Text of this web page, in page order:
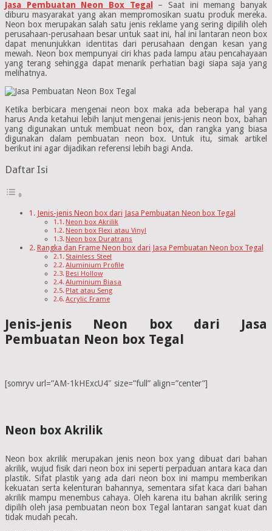
Jasa Pembuatan Neon Box Tegal
– Saat ini memang banyak
diburu masyarakat yang akan mempromosikan suatu produk mereka.
Neon box merupakan salah satu jenis reklame yang sering dipilih oleh
perusahaan-perusahaan besar untuk saat ini, hal ini lantaran neon box
dapat menunjukkan identitas dari perusahaan dengan kesan yang
mewah. Neon box mempunyai ciri khas pada lampu atau pencahayaan
yang terang sehingga dapat menarik perhatian bagi siapa saja yang
melihatnya.
Ketika berbicara mengenai neon box maka ada beberapa hal yang
harus Anda ketahui lebih lanjut mengenai jenis-jenis neon box, bahan
yang digunakan untuk membuat neon box, dan rangka yang biasa
digunakan dalam pembuatan neon box. Untuk itu, simak artikel
berikut ini agar dijadikan referensi lebih bagi Anda.
Daftar Isi
Jenis-jenis Neon box dari Jasa Pembuatan Neon box Tegal
Neon box Akrilik
Neon box Flexi atau Vinyl
Neon box Duratrans
Rangka dan Frame Neon box dari Jasa Pembuatan Neon box Tegal
Stainless Steel
Aluminium Profile
Besi Hollow
Aluminium Biasa
Plat atau Seng
Acrylic Frame
Jenis-jenis Neon box dari Jasa
Pembuatan Neon box Tegal
[somryv url=”AM-1kHExcU4″ size=”full” align=”center”]
Neon box Akrilik
Neon box akrilik merupakan jenis neon box yang dibuat dari bahan
akrilik, wujud fisik dari neon box ini seperti perpaduan antara kaca dan
plastik. Sifat plastik yang ada dari neon box ini mampu memberikan
kekuatan serta kelenturan bahannya, sementara sifat kaca dari bahan
akrilik mampu menembus cahaya. Oleh karena itu bahan akrilik sering
dipilih oleh jasa pembuatan neon box Tegal lantaran sangat kuat dan
tidak mudah pecah.